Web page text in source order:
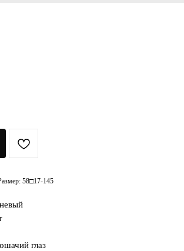
58□17-145
глаз